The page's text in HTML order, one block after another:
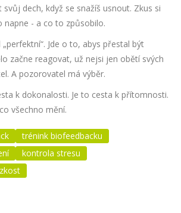
dech, když se snažíš usnout. Zkus si
napne - a co to způsobilo.
Jde o to, abys přestal být
začne reagovat, už nejsi jen obětí svých
A pozorovatel má výběr.
k dokonalosti. Je to cesta k přítomnosti.
všechno mění.
trénink biofeedbacku
kontrola stresu